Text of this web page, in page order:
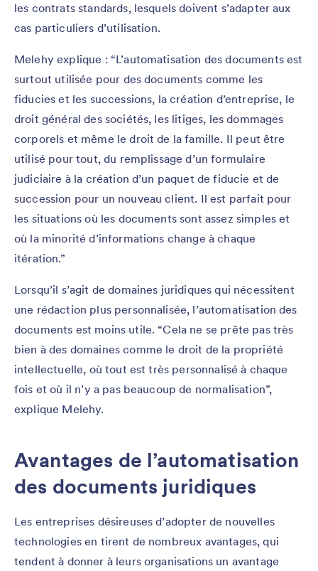
les contrats standards, lesquels doivent s’adapter aux
cas particuliers d’utilisation.
Melehy explique : “L’automatisation des documents est
surtout utilisée pour des documents comme les
fiducies et les successions, la création d’entreprise, le
droit général des sociétés, les litiges, les dommages
corporels et même le droit de la famille. Il peut être
utilisé pour tout, du remplissage d’un formulaire
judiciaire à la création d’un paquet de fiducie et de
succession pour un nouveau client. Il est parfait pour
les situations où les documents sont assez simples et
où la minorité d’informations change à chaque
itération.”
Lorsqu’il s’agit de domaines juridiques qui nécessitent
une rédaction plus personnalisée, l’automatisation des
documents est moins utile. “Cela ne se prête pas très
bien à des domaines comme le droit de la propriété
intellectuelle, où tout est très personnalisé à chaque
fois et où il n’y a pas beaucoup de normalisation”,
explique Melehy.
Avantages de l’automatisation
des documents juridiques
Les entreprises désireuses d’adopter de nouvelles
technologies en tirent de nombreux avantages, qui
tendent à donner à leurs organisations un avantage